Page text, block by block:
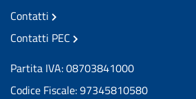
Contatti
Contatti PEC
Partita IVA: 08703841000
Codice Fiscale: 97345810580